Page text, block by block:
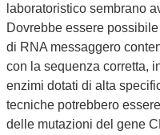
laboratoristico sembrano
Dovrebbe essere
di RNA messaggero
con la sequenza corretta,
enzimi dotati di alta
tecniche potrebbero
delle mutazioni del gene